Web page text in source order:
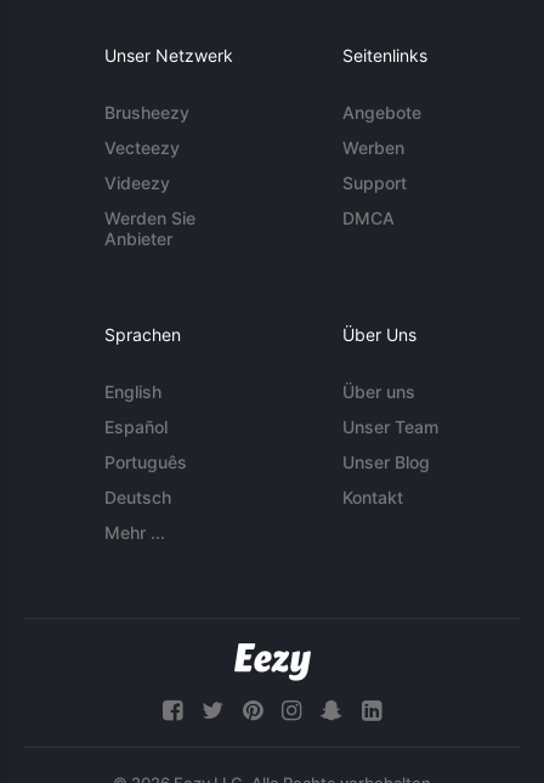
Unser Netzwerk
Brusheezy
Vecteezy
Videezy
Werden Sie
Anbieter
Seitenlinks
Angebote
Werben
Support
DMCA
Sprachen
English
Español
Português
Deutsch
Mehr ...
Über Uns
Über uns
Unser Team
Unser Blog
Kontakt